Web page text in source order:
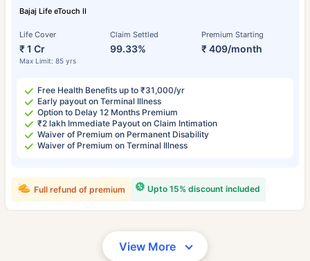
Bajaj Life eTouch II
Life Cover
₹ 1 Cr
Max Limit: 85 yrs
Claim Settled
99.33%
Premium Starting
₹ 409/month
Free Health Benefits up to ₹31,000/yr
Early payout on Terminal Illness
Option to Delay 12 Months Premium
₹2 lakh Immediate Payout on Claim Intimation
Waiver of Premium on Permanent Disability
Waiver of Premium on Terminal Illness
Upto 15% discount included
Full refund of premium
View More